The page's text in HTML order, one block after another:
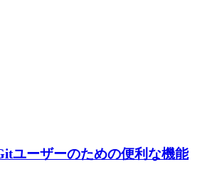
ユーザーのための便利な機能